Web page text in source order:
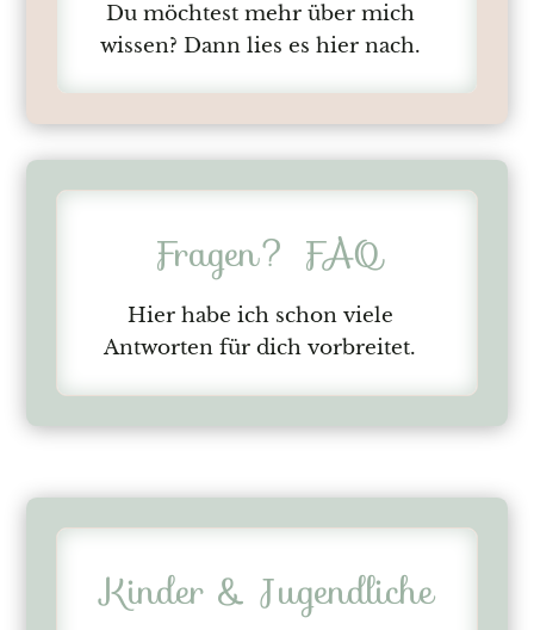
Du möchtest mehr über mich
wissen? Dann lies es hier nach.
Fragen? FAQ
Hier habe ich schon viele
Antworten für dich vorbreitet.
Kinder & Jugendliche